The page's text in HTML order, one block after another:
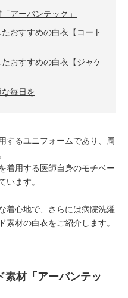
アーバンテック」
おすすめの白衣【コート
おすすめの白衣【ジャケ
毎日を
するユニフォームであり、周
着用する医師自身のモチベー
います。
着心地で、さらには病院洗濯
材の白衣をご紹介します。
素材「アーバンテッ